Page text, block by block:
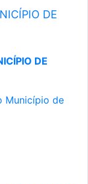
DE
DE
Município de